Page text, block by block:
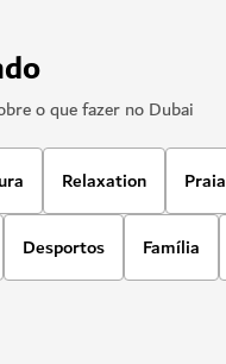
o que fazer no Dubai
Relaxation Praia
Desportos Família